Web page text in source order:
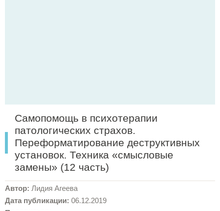
Самопомощь в психотерапии
патологических страхов.
Переформатирование деструктивных
установок. Техника «смысловые
замены» (12 часть)
Автор: Лидия Агеева
Дата публикации: 06.12.2019